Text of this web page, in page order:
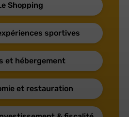
Shopping
sportives
et hébergement
et restauration